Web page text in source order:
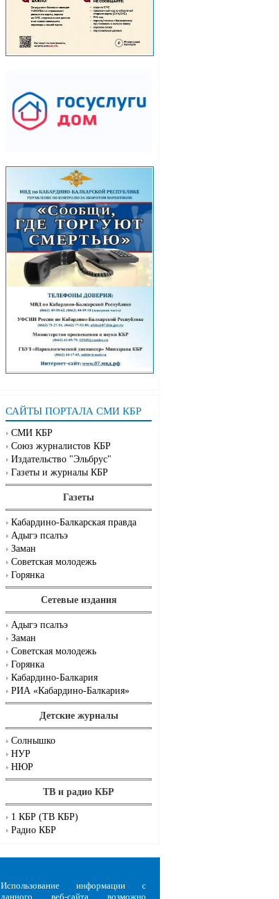
САЙТЫ ПОРТАЛА СМИ КБР
СМИ КБР
Союз журналистов КБР
Издательство "Эльбрус"
Газеты и журналы КБР
Газеты
Кабардино-Балкарская правда
Адыгэ псалъэ
Заман
Советская молодежь
Горянка
Сетевые издания
Адыгэ псалъэ
Заман
Советская молодежь
Горянка
Кабардино-Балкария
РИА «Кабардино-Балкария»
Детские журналы
Солнышко
НУР
НЮР
ТВ и радио КБР
1 КБР (ТВ КБР)
Радио КБР
Использование информации с
данного веб-сайта возможно